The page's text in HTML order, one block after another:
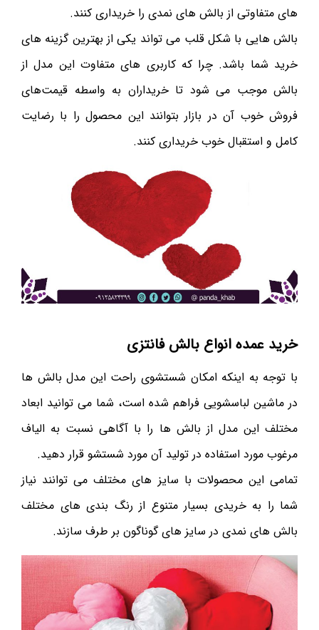
های متفاوتی از بالش های نمدی را خریداری کنند.
بالش هایی با شکل قلب می تواند یکی از بهترین گزینه های
خرید شما باشد. چرا که کاربری های متفاوت این مدل از
بالش موجب می ‌شود تا خریداران به واسطه قیمت‌های
فروش خوب آن در بازار بتوانند این محصول را با رضایت
کامل و استقبال خوب خریداری کنند.
خرید عمده انواع بالش فانتزی
با توجه به اینکه امکان شستشوی راحت این مدل بالش ها
در ماشین لباسشویی فراهم شده است، شما می توانید ابعاد
مختلف این مدل از بالش ها را با آگاهی نسبت به الیاف
مرغوب مورد استفاده در تولید آن مورد شستشو قرار دهید.
تمامی این محصولات با سایز های مختلف می توانند نیاز
شما را به خریدی بسیار متنوع از رنگ بندی های مختلف
بالش های نمدی در سایز های گوناگون بر طرف سازند.